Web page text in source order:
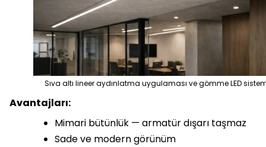
Sıva altı lineer aydınlatma uygulaması ve gömme LED
Avantajları:
Mimari bütünlük — armatür dışarı taşmaz
Sade ve modern görünüm